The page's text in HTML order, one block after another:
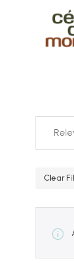
Clear